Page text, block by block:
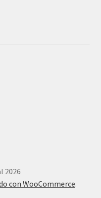
2026
con WooCommerce.